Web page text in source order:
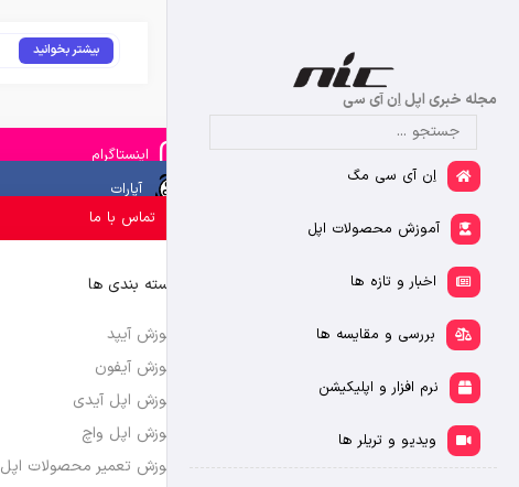
مجله خبری اپل اِن آی سی
اِن آی سی مگ
آموزش محصولات اپل
اخبار و تازه ها
بررسی و مقایسه ها
نرم افزار و اپلیکیشن
ویدیو و تریلر ها
بیشتر بخوانید
اینستاگرام
آپارات
تماس با ما
دسته بندی ها
آموزش آیپد
آموزش آیفون
آموزش اپل آیدی
آموزش اپل واچ
آموزش تعمیر محصولات اپل